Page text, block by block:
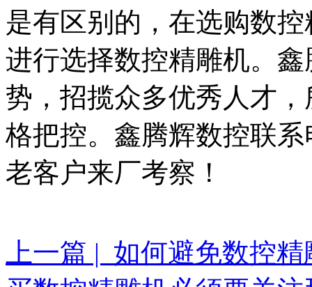
是有区别的，在选购数
进行选择数控精雕机。
势，招揽众多优秀人才
格把控。鑫腾辉数控联系
老客户来厂考察！
上一篇 | 如何避免数控